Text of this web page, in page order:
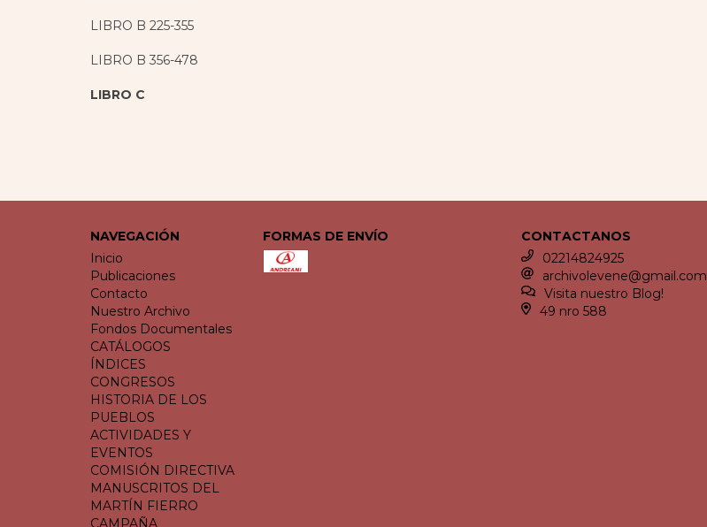
LIBRO B 225-355
LIBRO B 356-478
LIBRO C
NAVEGACIÓN
Inicio
Publicaciones
Contacto
Nuestro Archivo
Fondos Documentales
CATÁLOGOS
ÍNDICES
CONGRESOS
HISTORIA DE LOS
PUEBLOS
ACTIVIDADES Y
EVENTOS
COMISIÓN DIRECTIVA
MANUSCRITOS DEL
MARTÍN FIERRO
CAMPAÑA
FORMAS DE ENVÍO
CONTACTANOS
02214824925
archivolevene@gmail.com
Visita nuestro Blog!
49 nro 588